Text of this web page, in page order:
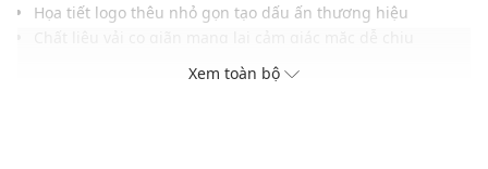
Họa tiết logo thêu nhỏ gọn tạo dấu ấn thương hiệu
Đường may tỉ mỉ cùng chi tiết hoàn thiện gọn gàng
Chi tiết viền sọc màu tương phản ở cổ tạo điểm nhấn
Xem toàn bộ